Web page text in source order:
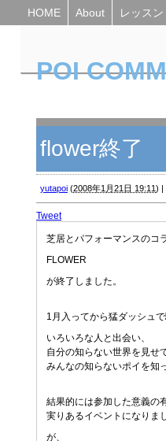
HOME About レッスン
POI
flower終了
yutapoi (2008年1月21日 19:11) |
Tweet
芝居とパフォーマンスのコ
FLOWER
が終了しました。
1月入ってから猛ダッシュ
いろいろな人と出会い、
自分の知らない世界を見せ
みんなの知らないポイを知
結果的には参加した意義の
実りあるイベントになりま
が、